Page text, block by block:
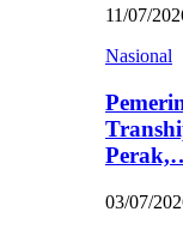
11/07/
Nasional
03/07/